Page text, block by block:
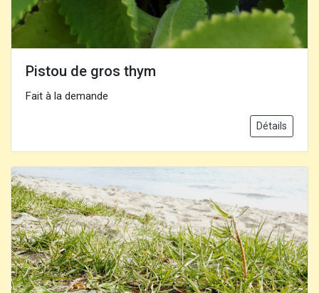
Pistou de gros thym
Fait à la demande
Détails